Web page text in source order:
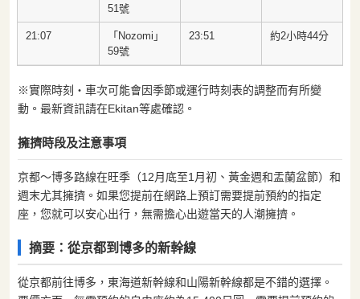
51號
21:07
「Nozomi」
59號
23:51 約2小時44分
※實際時刻・車次可能會因季節或運行時刻表的調整而有所變
動。最新資訊請在Ekitan等處確認。
擁擠時段及注意事項
京都〜博多路線在旺季（12月底至1月初、黃金週和盂蘭盆節）和
週末尤其擁擠。如果您提前在網路上預訂需要提前預約的指定
座，您就可以安心出行，無需擔心出遊當天的人潮擁擠。
摘要：從京都到博多的新幹線
從京都前往博多，東海道新幹線和山陽新幹線都是不錯的選擇。